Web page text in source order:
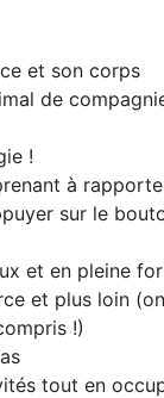
et son corps
de
!
à
sur le
et en pleine
et plus loin
!)
tout en